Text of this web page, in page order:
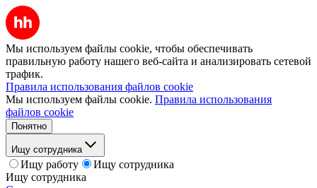
Мы используем файлы cookie, чтобы обеспечивать
правильную работу нашего веб-сайта и анализировать сетевой
трафик.
Правила использования файлов cookie
Мы используем файлы cookie. Правила использования
файлов cookie
Понятно
Ищу сотрудника
Ищу работу
Ищу сотрудника
Ищу сотрудника